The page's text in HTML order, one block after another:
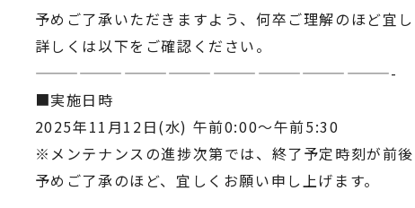
予めご了承いただきますよう、何卒ご理解のほど宜し
詳しくは以下をご確認ください。
————————————————————————-
■実施日時
2025年11月12日(水) 午前0:00〜午前5:30
※メンテナンスの進捗次第では、終了予定時刻が前後
予めご了承のほど、宜しくお願い申し上げます。